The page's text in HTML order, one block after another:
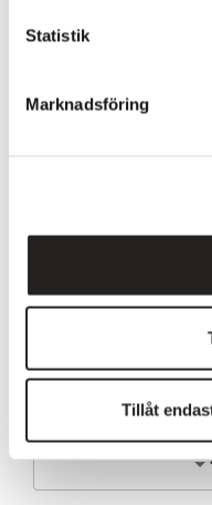
Statistik
Marknadsföring
Tillåt
Berätta om din